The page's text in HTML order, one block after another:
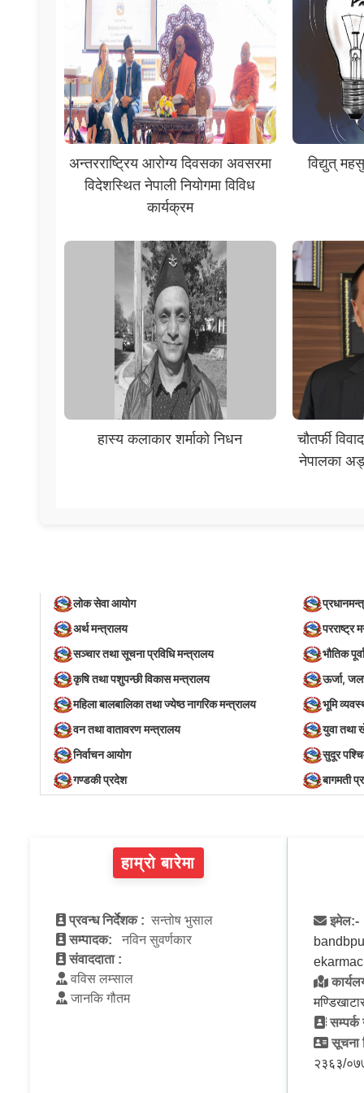
अन्तरराष्ट्रिय आरोग्य दिवसका अवसरमा
विदेशस्थित नेपाली नियोगमा विविध
कार्यक्रम
विद्युत्
हास्य कलाकार शर्माको निधन
चौतर्फी
नेपालका
लोक सेवा आयोग
अर्थ मन्त्रालय
परराष्ट्र
सञ्‍चार तथा सूचना प्रविधि मन्त्रालय
भौतिक
कृषि तथा पशुपन्छी विकास मन्त्रालय
ऊर्जा,
महिला बालबालिका तथा ज्येष्ठ नागरिक मन्त्रालय
भूमि
वन तथा वातावरण मन्त्रालय
युवा तथा
निर्वाचन आयोग
सुदूर
गण्डकी प्रदेश
बागमती
हाम्रो बारेमा
प्रवन्ध निर्देशक : सन्तोष भुसाल
सम्पादक:
नविन सुवर्णकार
संवाददाता :
वविस लम्साल
जानकि गौतम
इमेल:-
सम्पर्क
सूचना
२३६३/